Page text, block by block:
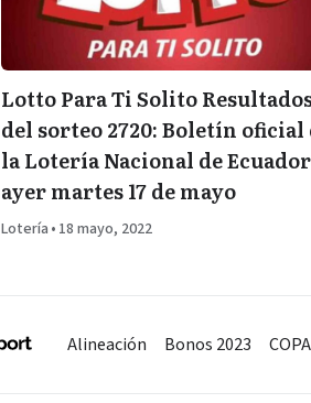
Lotto Para Ti Solito
del sorteo 2720: Boletín oficial
la Lotería Nacional de Ecuador
ayer martes 17 de mayo
Lotería • 18 mayo, 2022
Alineación Bonos 2023